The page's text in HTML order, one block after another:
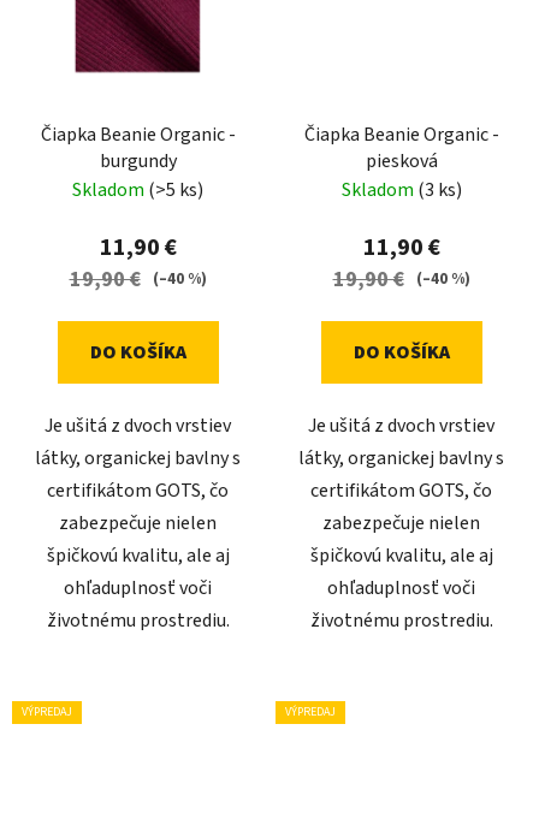
Čiapka Beanie Organic -
burgundy
Skladom (>5 ks)
11,90 €
19,90 € (–40 %)
DO KOŠÍKA
Je ušitá z dvoch vrstiev
látky, organickej bavlny s
certifikátom GOTS, čo
zabezpečuje nielen
špičkovú kvalitu, ale aj
ohľaduplnosť voči
životnému prostrediu.
Čiapka Beanie Organic -
piesková
Skladom (3 ks)
11,90 €
19,90 € (–40 %)
DO KOŠÍKA
Je ušitá z dvoch vrstiev
látky, organickej bavlny s
certifikátom GOTS, čo
zabezpečuje nielen
špičkovú kvalitu, ale aj
ohľaduplnosť voči
životnému prostrediu.
VÝPREDAJ VÝPREDAJ